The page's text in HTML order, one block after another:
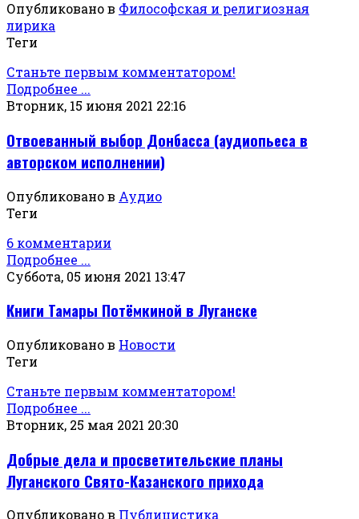
Опубликовано в Философская и религиозная
лирика
Теги
Станьте первым комментатором!
Подробнее ...
Вторник, 15 июня 2021 22:16
Отвоеванный выбор Донбасса (аудиопьеса в
авторском исполнении)
Опубликовано в Аудио
Теги
6 комментарии
Подробнее ...
Суббота, 05 июня 2021 13:47
Книги Тамары Потёмкиной в Луганске
Опубликовано в Новости
Теги
Станьте первым комментатором!
Подробнее ...
Вторник, 25 мая 2021 20:30
Добрые дела и просветительские планы
Луганского Свято-Казанского прихода
Опубликовано в Публицистика